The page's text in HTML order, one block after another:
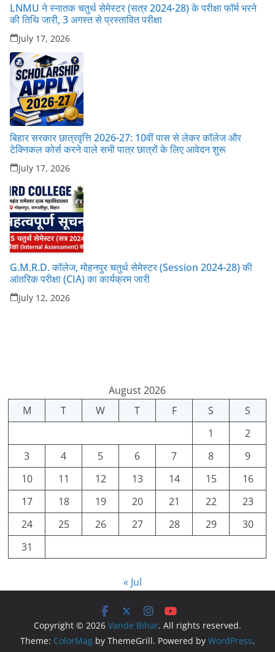
LNMU ने स्नातक चतुर्थ सेमेस्टर (सत्र 2024-28) के परीक्षा फॉर्म भरने
की तिथि जारी, 3 अगस्त से प्रस्तावित परीक्षा
July 17, 2026
बिहार सरकार छात्रवृत्ति 2026-27: 10वीं पास से लेकर कॉलेज और
टेक्निकल कोर्स करने वाले सभी पात्र छात्रों के लिए आवेदन शुरू
July 17, 2026
G.M.R.D. कॉलेज, मोहनपुर चतुर्थ सेमेस्टर (Session 2024-28) की
आंतरिक परीक्षा (CIA) का कार्यक्रम जारी
July 12, 2026
August 2026
M
T W T F S
S
1
2
3
4 5 6 7 8
9
10
11 12 13 14 15
16
17
18 19 20 21 22
23
24
25 26 27 28 29
30
31
« Jul
Copyright © 2026 Vande Bihar. All rights reserved.
Theme: ColorMag by ThemeGrill. Powered by WordPress.